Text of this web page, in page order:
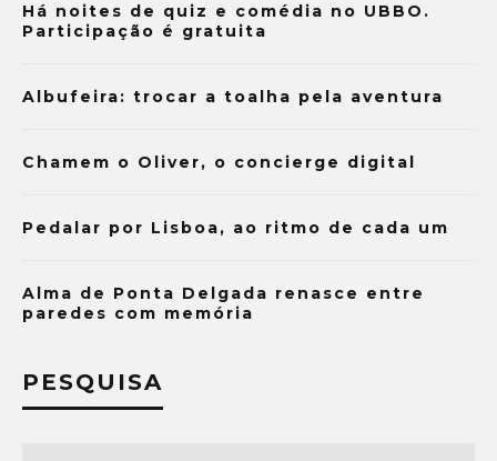
Há noites de quiz e comédia no UBBO.
Participação é gratuita
Albufeira: trocar a toalha pela aventura
Chamem o Oliver, o concierge digital
Pedalar por Lisboa, ao ritmo de cada um
Alma de Ponta Delgada renasce entre
paredes com memória
PESQUISA